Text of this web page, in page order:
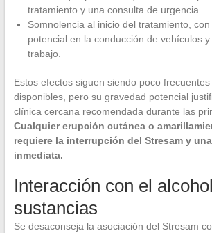
tratamiento y una consulta de urgencia.
Somnolencia al inicio del tratamiento,
potencial en la conducción de vehículos
trabajo.
Estos efectos siguen siendo poco
disponibles, pero su gravedad potencial
clínica cercana recomendada durante las
Cualquier erupción cutánea o
requiere la interrupción del Stresam y
inmediata.
Interacción con el
sustancias
Se desaconseja la asociación del Stresam